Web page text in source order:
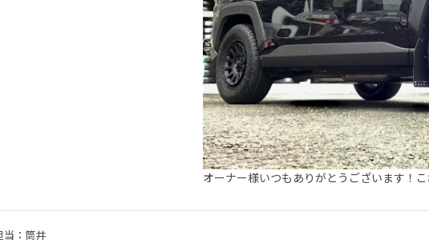
オーナー様いつもありがとうございます！
当：筒井